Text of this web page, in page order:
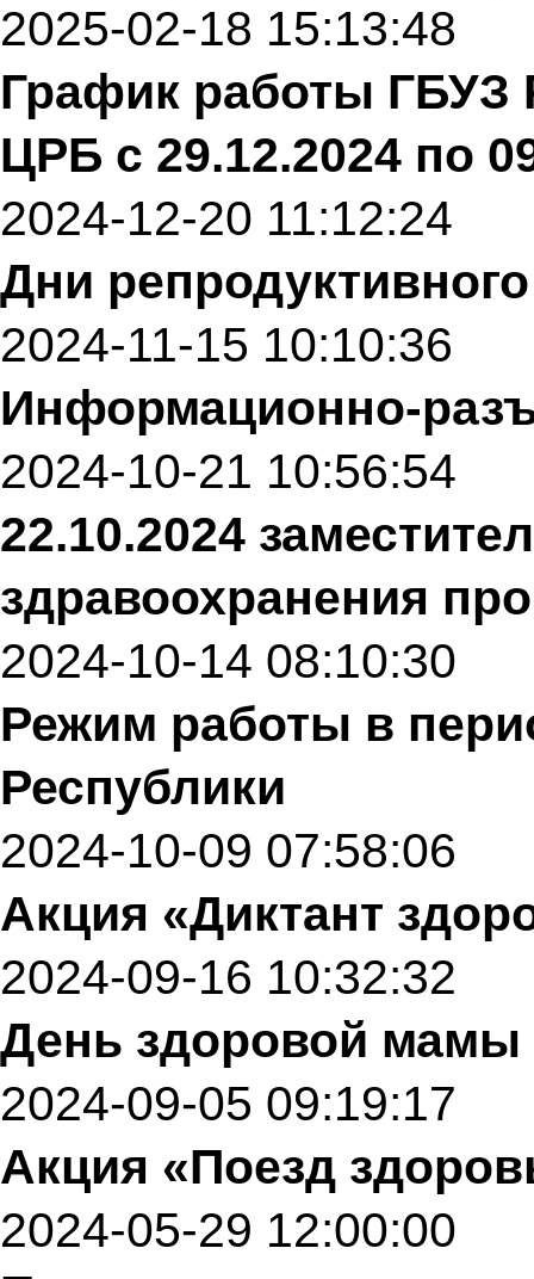
2025-02-18 15:13:48
График работы ГБУЗ
ЦРБ с 29.12.2024 по
2024-12-20 11:12:24
Дни
2024-11-15 10:10:36
Информационно-
2024-10-21 10:56:54
22.10.2024
здравоохранения
2024-10-14 08:10:30
Режим работы в
Республики
2024-10-09 07:58:06
Акция «Диктант
2024-09-16 10:32:32
День здоровой мамы
2024-09-05 09:19:17
Акция «Поезд
2024-05-29 12:00:00